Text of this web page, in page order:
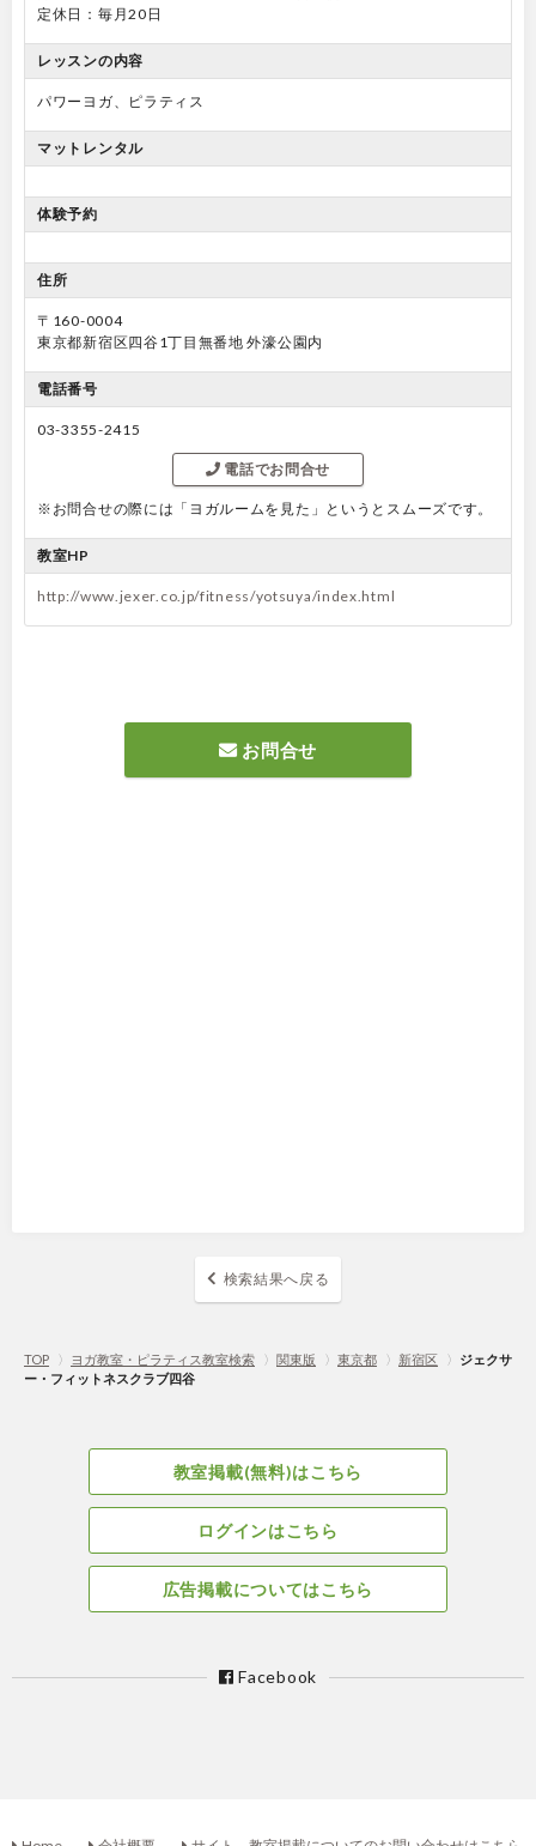
定休日：毎月20日
レッスンの内容
パワーヨガ、ピラティス
マットレンタル
体験予約
住所
〒160-0004
東京都新宿区四谷1丁目無番地 外濠公園内
電話番号
03-3355-2415
電話でお問合せ
※お問合せの際には「ヨガルームを見た」というとスムーズです。
教室HP
http://www.jexer.co.jp/fitness/yotsuya/index.html
お問合せ
検索結果へ戻る
TOP 〉 ヨガ教室・ピラティス教室検索 〉 関東版 〉 東京都 〉 新宿区 〉 ジェクサ
ー・フィットネスクラブ四谷
教室掲載(無料)はこちら
ログインはこちら
広告掲載についてはこちら
Facebook